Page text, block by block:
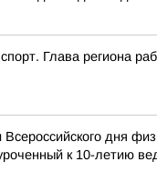
Глава региона
дня
к 10-летию